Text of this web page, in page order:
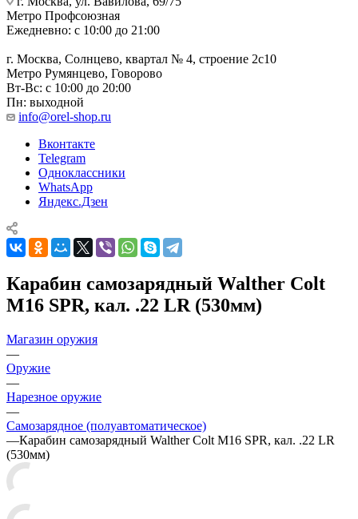
Метро Профсоюзная
Ежедневно: с 10:00 до 21:00
г. Москва, Солнцево, квартал № 4, строение 2с10
Метро Румянцево, Говорово
Вт-Вс: с 10:00 до 20:00
Пн: выходной
info@orel-shop.ru
Вконтакте
Telegram
Одноклассники
WhatsApp
Яндекс.Дзен
Карабин самозарядный Walther Colt
M16 SPR, кал. .22 LR (530мм)
Магазин оружия
—
Оружие
—
Нарезное оружие
—
Самозарядное (полуавтоматическое)
—Карабин самозарядный Walther Colt M16 SPR, кал. .22 LR
(530мм)